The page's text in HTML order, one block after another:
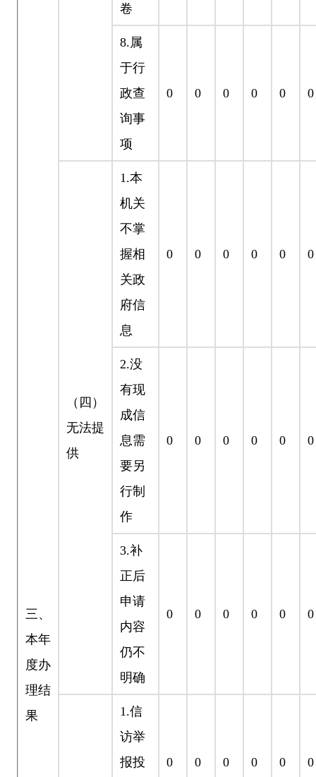
三、
本年
度办
理结
果
卷
8. 属
于行
政查
询事
项
0 0 0 0 0 0
（四）
无法提
供
1.本
机关
不掌
握相
关政
府信
息
0 0 0 0 0 0
2.没
有现
成信
息需
要另
行制
作
0 0 0 0 0 0
3.补
正后
申请
内容
仍不
明确
0 0 0 0 0 0
1.信
访举
报投
0 0 0 0 0 0